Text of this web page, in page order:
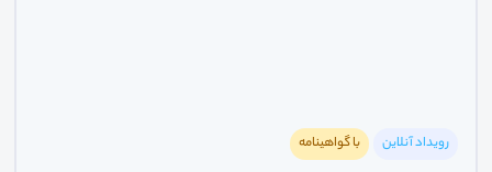
رویداد آنلاین با گواهینامه